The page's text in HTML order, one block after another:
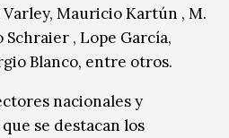
Mauricio Kartún , M.
Schraier , Lope García,
Blanco, entre otros.
nacionales y
se destacan los